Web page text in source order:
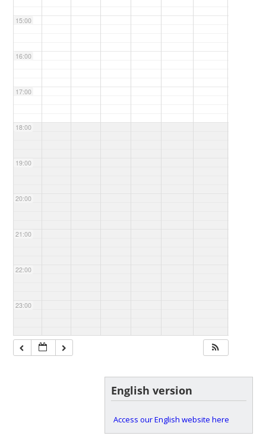
15:00
16:00
17:00
18:00
19:00
20:00
21:00
22:00
23:00
English version
Access our English website here